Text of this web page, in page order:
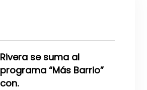
Rivera se suma al
programa “Más Barrio”
con.